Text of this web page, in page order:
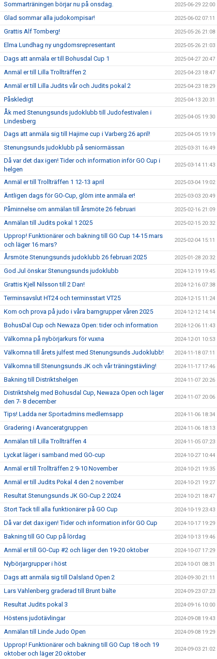
Sommarträningen börjar nu på onsdag. 2025-06-29 22:00
Glad sommar alla judokompisar! 2025-06-02 07:11
Grattis Alf Tornberg! 2025-05-26 21:08
Elma Lundhag ny ungdomsrepresentant 2025-05-26 21:03
Dags att anmäla er till Bohusdal Cup 1 2025-04-27 20:47
Anmäl er till Lilla Trollträffen 2 2025-04-23 18:47
Anmäl er till Lilla Judits vår och Judits pokal 2 2025-04-23 18:29
Påskledigt 2025-04-13 20:31
Åk med Stenungsunds judoklubb till Judofestivalen i
Lindesberg
2025-04-05 19:30
Dags att anmäla sig till Hajime cup i Varberg 26 april! 2025-04-05 19:19
Stenungsunds judoklubb på seniormässan 2025-03-31 16:49
Då var det dax igen! Tider och information inför GO Cup i
helgen
2025-03-14 11:43
Anmäl er till Trollträffen 1 12-13 april 2025-03-04 19:02
Äntligen dags för GO-Cup, glöm inte anmäla er! 2025-03-03 20:49
Påminnelse om anmälan till årsmöte 26 februari 2025-02-16 21:09
Anmälan till Judits pokal 1 2025 2025-02-15 20:32
Upprop! Funktionärer och bakning till GO Cup 14-15 mars
och läger 16 mars?
2025-02-04 15:11
Årsmöte Stenungsunds judoklubb 26 februari 2025 2025-01-28 20:32
God Jul önskar Stenungsunds judoklubb 2024-12-19 19:45
Grattis Kjell Nilsson till 2 Dan! 2024-12-16 07:38
Terminsavslut HT24 och terminsstart VT25 2024-12-15 11:24
Kom och prova på judo i våra barngrupper våren 2025 2024-12-12 14:14
BohusDal Cup och Newaza Open: tider och information 2024-12-06 11:43
Välkomna på nybörjarkurs för vuxna 2024-12-01 10:53
Välkomna till årets julfest med Stenungsunds Judoklubb! 2024-11-18 07:11
Välkomna till Stenungsunds JK och vår träningstävling! 2024-11-17 17:46
Bakning till Distriktshelgen 2024-11-07 20:26
Distriktshelg med Bohusdal Cup, Newaza Open och läger
den 7- 8 december
2024-11-07 20:06
Tips! Ladda ner Sportadmins medlemsapp 2024-11-06 18:34
Gradering i Avanceratgruppen 2024-11-06 18:13
Anmälan till Lilla Trollträffen 4 2024-11-05 07:23
Lyckat läger i samband med GO-cup 2024-10-27 10:44
Anmäl er till Trollträffen 2 9-10 November 2024-10-21 19:35
Anmäl er till Judits Pokal 4 den 2 november 2024-10-21 19:27
Resultat Stenungsunds JK GO-Cup 2 2024 2024-10-21 18:47
Stort Tack till alla funktionärer på GO Cup 2024-10-19 23:43
Då var det dax igen! Tider och information inför GO Cup 2024-10-17 19:29
Bakning till GO Cup på lördag 2024-10-13 19:46
Anmäl er till GO-Cup #2 och läger den 19-20 oktober 2024-10-07 17:29
Nybörjargrupper i höst 2024-10-01 08:31
Dags att anmäla sig till Dalsland Open 2 2024-09-30 21:11
Lars Vahlenberg graderad till Brunt bälte 2024-09-23 07:23
Resultat Judits pokal 3 2024-09-16 10:00
Höstens judotävlingar 2024-09-08 19:43
Anmälan till Linde Judo Open 2024-09-08 19:29
Upprop! Funktionärer och bakning till GO Cup 18 och 19
oktober och läger 20 oktober
2024-09-03 21:02